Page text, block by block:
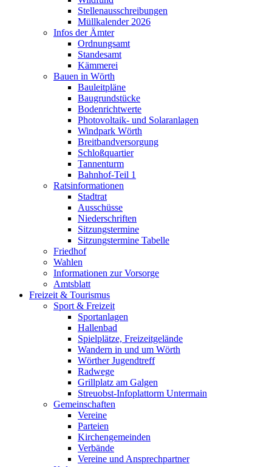
Stellenausschreibungen
Müllkalender 2026
Infos der Ämter
Ordnungsamt
Standesamt
Kämmerei
Bauen in Wörth
Bauleitpläne
Baugrundstücke
Bodenrichtwerte
Photovoltaik- und Solaranlagen
Windpark Wörth
Breitbandversorgung
Schloßquartier
Tannenturm
Bahnhof-Teil 1
Ratsinformationen
Stadtrat
Ausschüsse
Niederschriften
Sitzungstermine
Sitzungstermine Tabelle
Friedhof
Wahlen
Informationen zur Vorsorge
Amtsblatt
Freizeit & Tourismus
Sport & Freizeit
Sportanlagen
Hallenbad
Spielplätze, Freizeitgelände
Wandern in und um Wörth
Wörther Jugendtreff
Radwege
Grillplatz am Galgen
Streuobst-Infoplattorm Untermain
Gemeinschaften
Vereine
Parteien
Kirchengemeinden
Verbände
Vereine und Ansprechpartner